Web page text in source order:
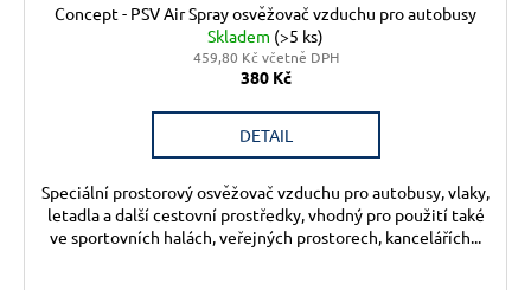
Concept - PSV Air Spray osvěžovač vzduchu pro autobusy
Skladem (>5 ks)
459,80 Kč včetně DPH
380 Kč
DETAIL
Speciální prostorový osvěžovač vzduchu pro autobusy, vlaky,
letadla a další cestovní prostředky, vhodný pro použití také
ve sportovních halách, veřejných prostorech, kancelářích...